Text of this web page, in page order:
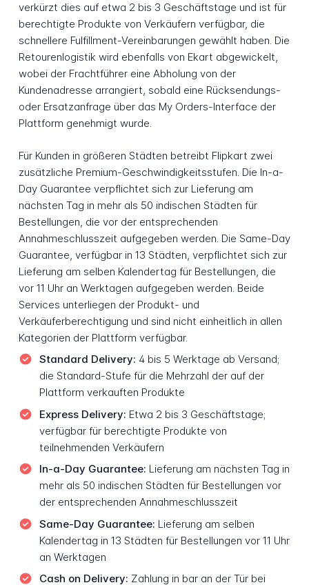
verkürzt dies auf etwa 2 bis 3 Geschäftstage und ist für
berechtigte Produkte von Verkäufern verfügbar, die
schnellere Fulfillment-Vereinbarungen gewählt haben. Die
Retourenlogistik wird ebenfalls von Ekart abgewickelt,
wobei der Frachtführer eine Abholung von der
Kundenadresse arrangiert, sobald eine Rücksendungs-
oder Ersatzanfrage über das My Orders-Interface der
Plattform genehmigt wurde.
Für Kunden in größeren Städten betreibt Flipkart zwei
zusätzliche Premium-Geschwindigkeitsstufen. Die In-a-
Day Guarantee verpflichtet sich zur Lieferung am
nächsten Tag in mehr als 50 indischen Städten für
Bestellungen, die vor der entsprechenden
Annahmeschlusszeit aufgegeben werden. Die Same-Day
Guarantee, verfügbar in 13 Städten, verpflichtet sich zur
Lieferung am selben Kalendertag für Bestellungen, die
vor 11 Uhr an Werktagen aufgegeben werden. Beide
Services unterliegen der Produkt- und
Verkäuferberechtigung und sind nicht einheitlich in allen
Kategorien der Plattform verfügbar.
Standard Delivery: 4 bis 5 Werktage ab Versand;
die Standard-Stufe für die Mehrzahl der auf der
Plattform verkauften Produkte
Express Delivery: Etwa 2 bis 3 Geschäftstage;
verfügbar für berechtigte Produkte von
teilnehmenden Verkäufern
In-a-Day Guarantee: Lieferung am nächsten Tag in
mehr als 50 indischen Städten für Bestellungen vor
der entsprechenden Annahmeschlusszeit
Same-Day Guarantee: Lieferung am selben
Kalendertag in 13 Städten für Bestellungen vor 11 Uhr
an Werktagen
Cash on Delivery: Zahlung in bar an der Tür bei